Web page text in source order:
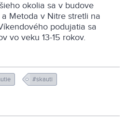
okolia sa v budove
Metoda v Nitre stretli na
podujatia sa
vo veku 13-15 rokov.
#skauti